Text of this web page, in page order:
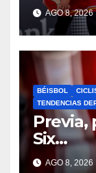
AGO 8, 2026
BÉISBOL
TENDENCIAS
Previa,
Six…
AGO 8, 2026